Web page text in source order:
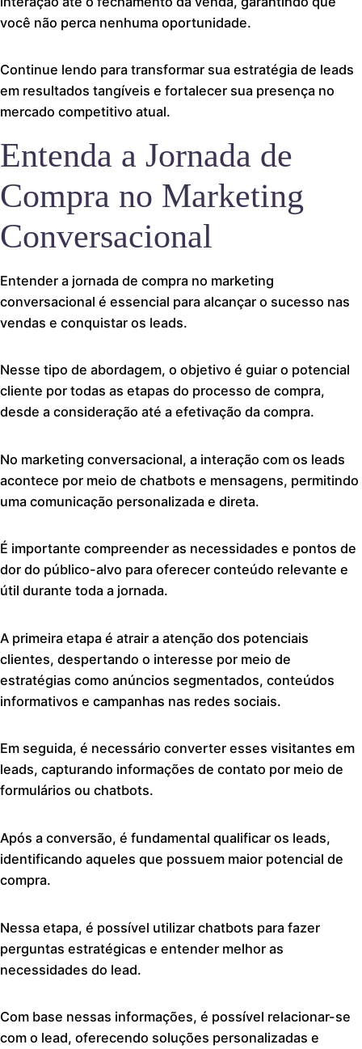
você não perca nenhuma oportunidade.
Continue lendo para transformar sua estratégia de leads
em resultados tangíveis e fortalecer sua presença no
mercado competitivo atual.
Entenda a Jornada de
Compra no Marketing
Conversacional
Entender a jornada de compra no marketing
conversacional é essencial para alcançar o sucesso nas
vendas e conquistar os leads.
Nesse tipo de abordagem, o objetivo é guiar o potencial
cliente por todas as etapas do processo de compra,
desde a consideração até a efetivação da compra.
No marketing conversacional, a interação com os leads
acontece por meio de chatbots e mensagens, permitindo
uma comunicação personalizada e direta.
É importante compreender as necessidades e pontos de
dor do público-alvo para oferecer conteúdo relevante e
útil durante toda a jornada.
A primeira etapa é atrair a atenção dos potenciais
clientes, despertando o interesse por meio de
estratégias como anúncios segmentados, conteúdos
informativos e campanhas nas redes sociais.
Em seguida, é necessário converter esses visitantes em
leads, capturando informações de contato por meio de
formulários ou chatbots.
Após a conversão, é fundamental qualificar os leads,
identificando aqueles que possuem maior potencial de
compra.
Nessa etapa, é possível utilizar chatbots para fazer
perguntas estratégicas e entender melhor as
necessidades do lead.
Com base nessas informações, é possível relacionar-se
com o lead, oferecendo soluções personalizadas e